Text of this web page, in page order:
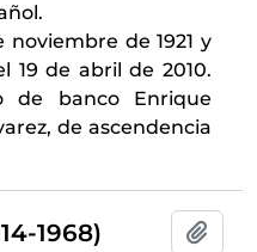
de 1921 y
19 de abril de 2010.
de banco Enrique
de ascendencia
1968)